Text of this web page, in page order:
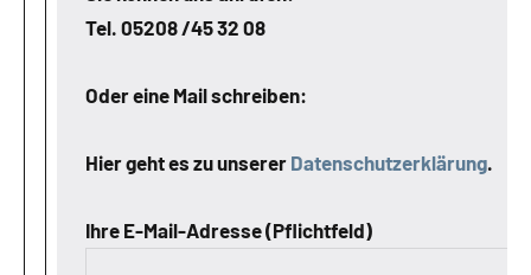
Tel. 05208 /45 32 08
Oder eine Mail schreiben:
Hier geht es zu unserer Datenschutzerklärung.
Ihre E-Mail-Adresse (Pflichtfeld)